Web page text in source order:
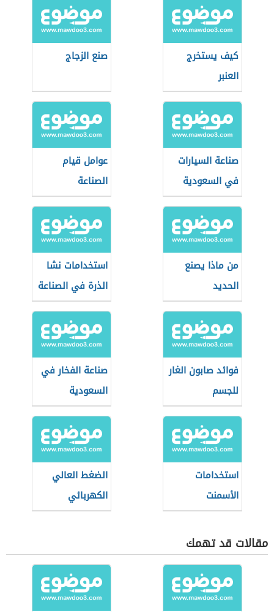
كيف يستخرج
العنبر
صنع الزجاج
صناعة السيارات
في السعودية
عوامل قيام
الصناعة
من ماذا يصنع
الحديد
استخدامات نشا
الذرة في الصناعة
فوائد صابون الغار
للجسم
صناعة الفخار في
السعودية
استخدامات
الأسمنت
البورتلاندي
الضغط العالي
الكهربائي
مقالات قد تهمك